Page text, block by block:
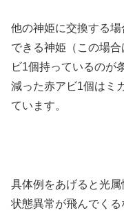
他の神姫に交換する
できる神姫（この場
ビ1個持っているのが
減った赤アビ1個はミ
ています。
具体例をあげると光
状態異常が飛んでくる